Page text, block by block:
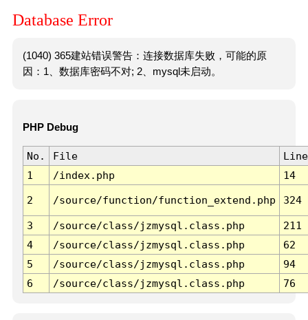
Database Error
(1040) 365建站错误警告：连接数据库失败，可能的原
因：1、数据库密码不对; 2、mysql未启动。
PHP Debug
No. File
Line
1
/index.php 14
2 /source/function/function_extend.php 324
3 /source/class/jzmysql.class.php
211
4
/source/class/jzmysql.class.php
62
5
/source/class/jzmysql.class.php
94
6
/source/class/jzmysql.class.php 76